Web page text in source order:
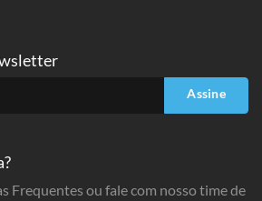
Assine
Frequentes ou fale com nosso time de